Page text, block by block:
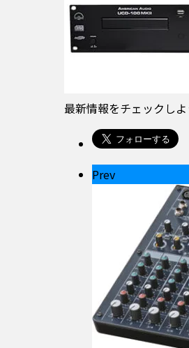
最新情報をチェックしよ
Prev